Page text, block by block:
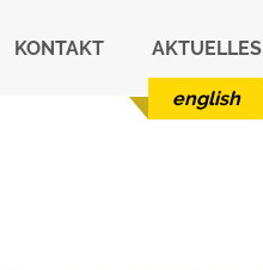
KONTAKT AKTUELLES
english